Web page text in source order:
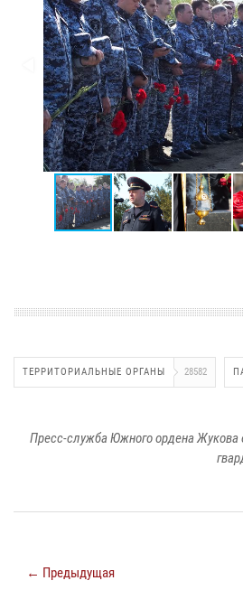
ТЕРРИТОРИАЛЬНЫЕ ОРГАНЫ 28582
Пресс-служба Южного ордена Жукова
← Предыдущая